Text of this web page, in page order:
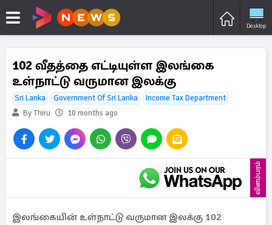
Desktop
102 வீதத்தை எட்டியுள்ள இலங்கை
உள்நாட்டு வருமான இலக்கு
Sri Lanka Government Of Sri Lanka
Income Tax Department
By Thiru
10 months ago
விளம்பரம்
இலங்கையின் உள்நாட்டு வருமான இலக்கு 102